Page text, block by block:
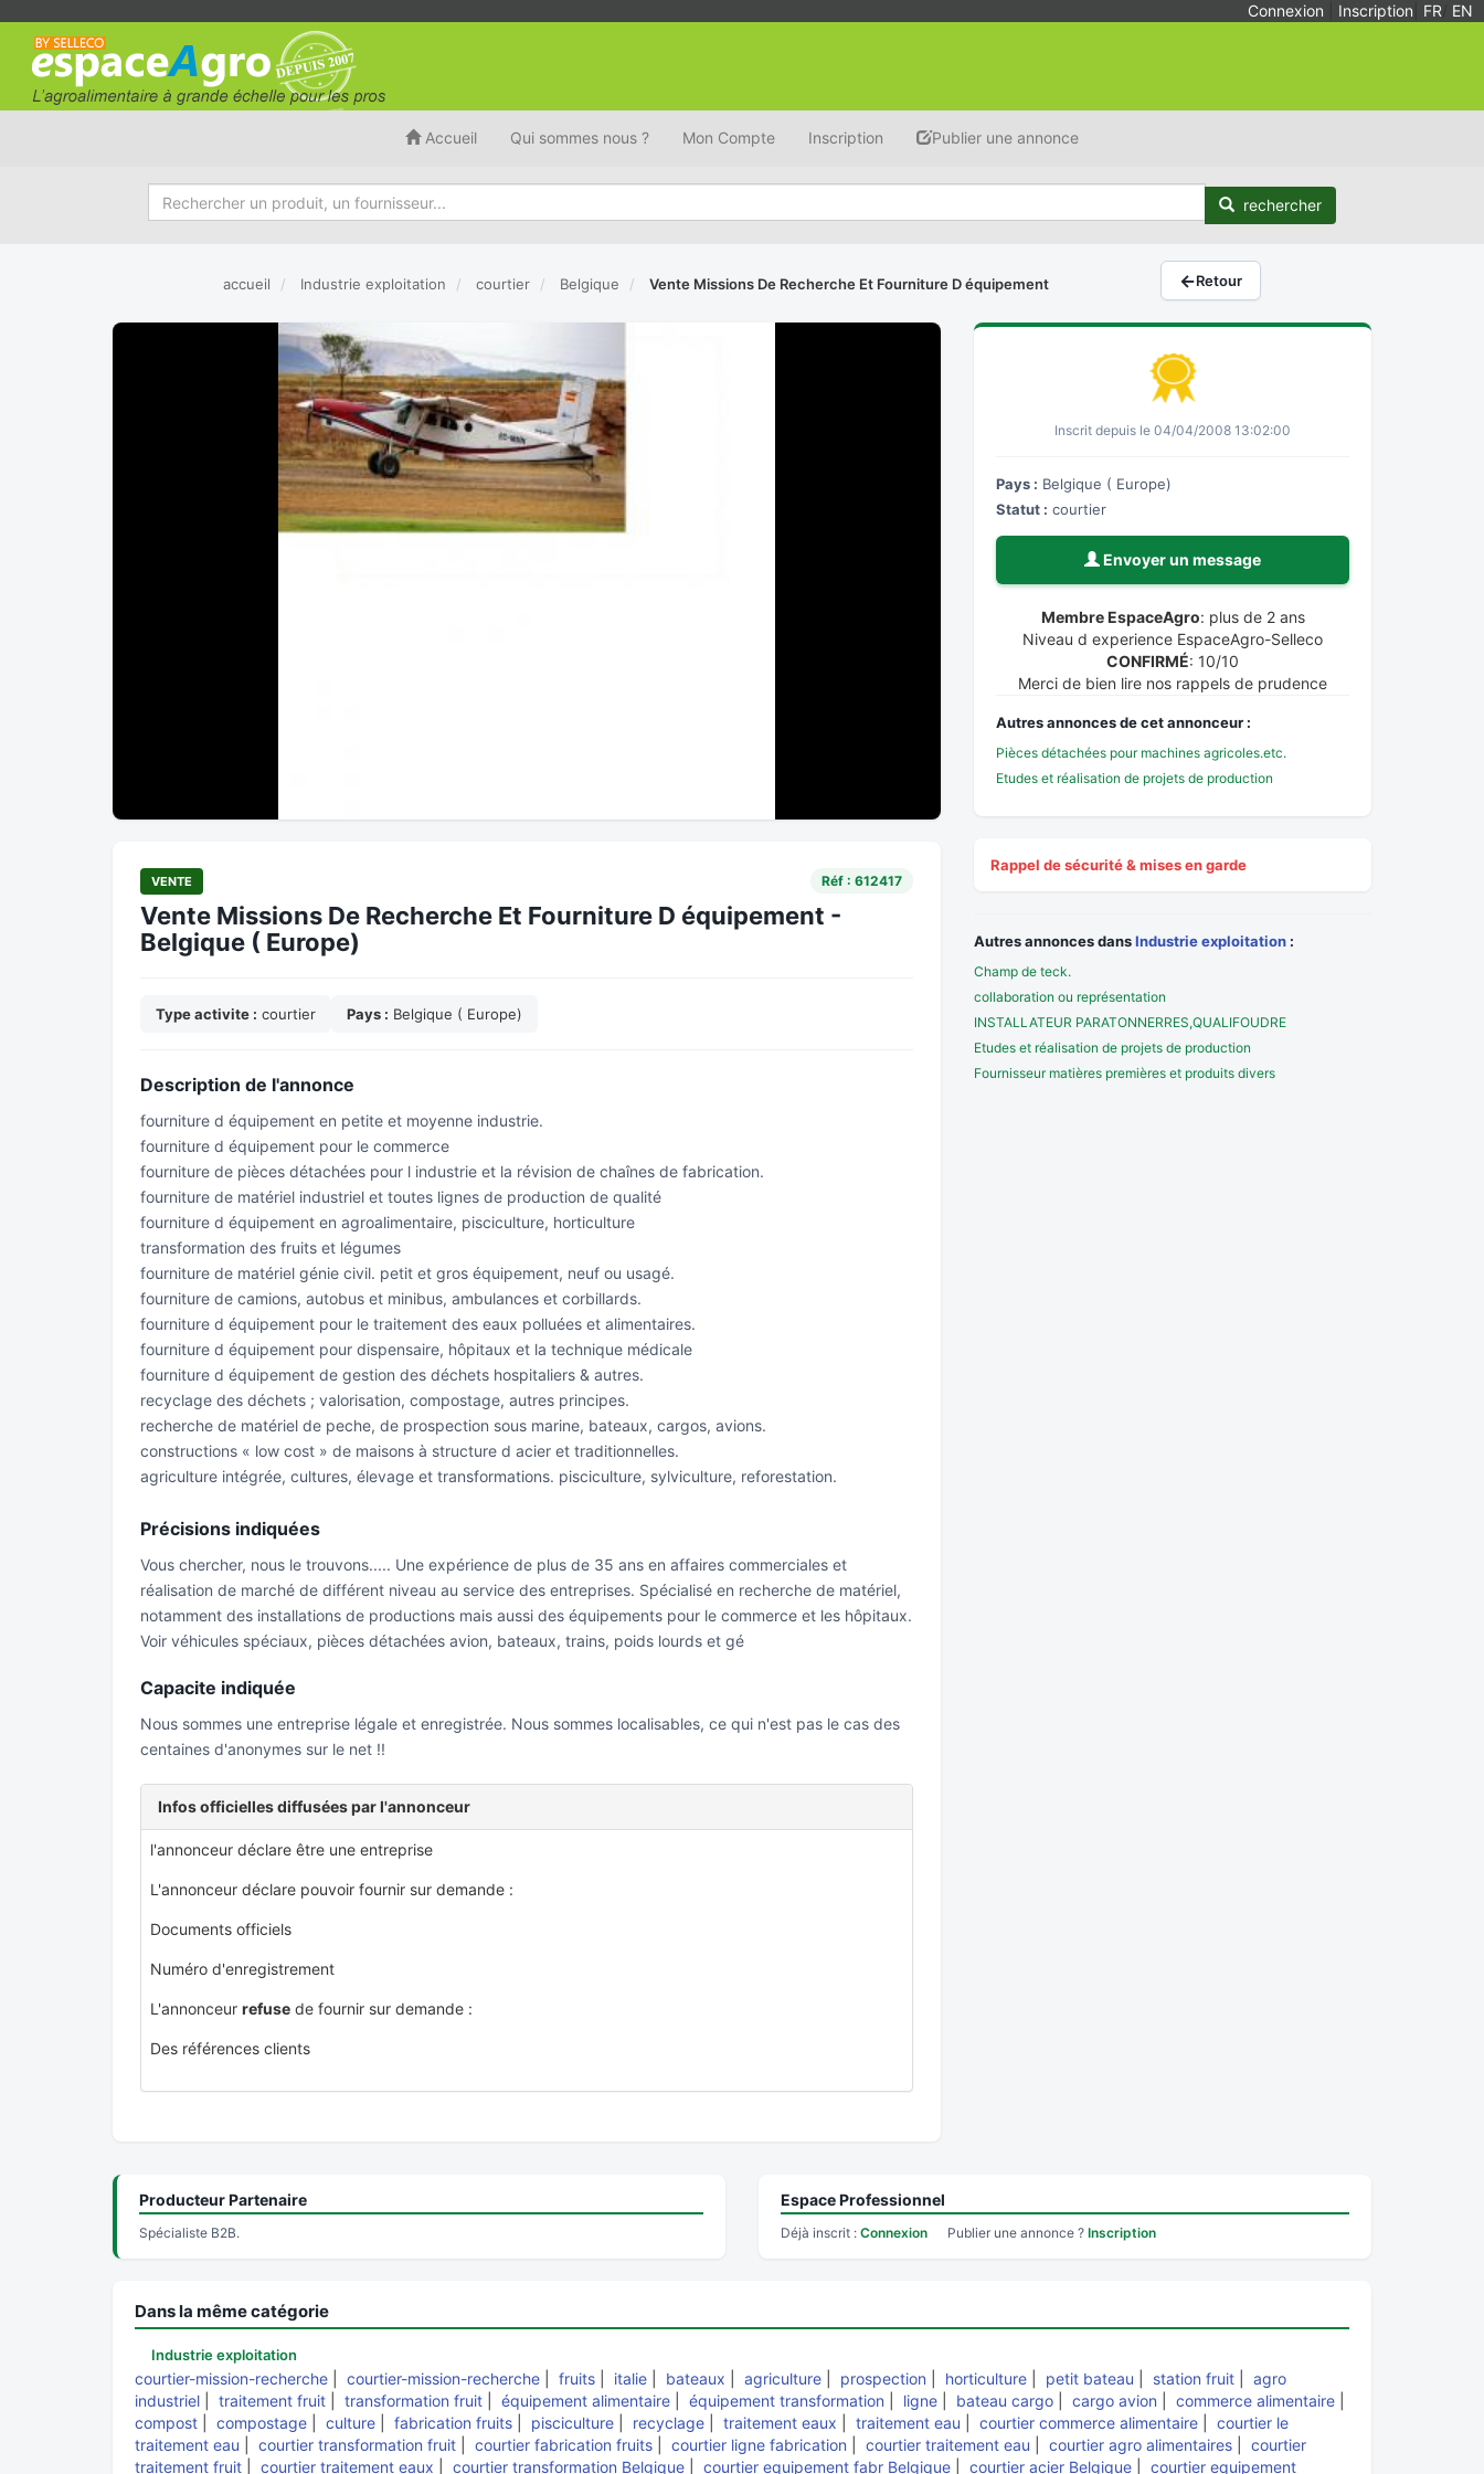
Connexion Inscription FR EN
Accueil Qui sommes nous ? Mon Compte Inscription Publier une annonce
rechercher
accueil Industrie exploitation courtier Belgique Vente Missions De Recherche Et Fourniture D équipement ←Retour
VENTE Réf : 612417
Vente Missions De Recherche Et Fourniture D équipement -
Belgique ( Europe)
Type activite : courtier Pays : Belgique ( Europe)
Description de l'annonce
fourniture d équipement en petite et moyenne industrie.
fourniture d équipement pour le commerce
fourniture de pièces détachées pour l industrie et la révision de chaînes de fabrication.
fourniture de matériel industriel et toutes lignes de production de qualité
fourniture d équipement en agroalimentaire, pisciculture, horticulture
transformation des fruits et légumes
fourniture de matériel génie civil. petit et gros équipement, neuf ou usagé.
fourniture de camions, autobus et minibus, ambulances et corbillards.
fourniture d équipement pour le traitement des eaux polluées et alimentaires.
fourniture d équipement pour dispensaire, hôpitaux et la technique médicale
fourniture d équipement de gestion des déchets hospitaliers & autres.
recyclage des déchets ; valorisation, compostage, autres principes.
recherche de matériel de peche, de prospection sous marine, bateaux, cargos, avions.
constructions « low cost » de maisons à structure d acier et traditionnelles.
agriculture intégrée, cultures, élevage et transformations. pisciculture, sylviculture, reforestation.
Précisions indiquées
Vous chercher, nous le trouvons..... Une expérience de plus de 35 ans en affaires commerciales et
réalisation de marché de différent niveau au service des entreprises. Spécialisé en recherche de matériel,
notamment des installations de productions mais aussi des équipements pour le commerce et les hôpitaux.
Voir véhicules spéciaux, pièces détachées avion, bateaux, trains, poids lourds et gé
Capacite indiquée
Nous sommes une entreprise légale et enregistrée. Nous sommes localisables, ce qui n'est pas le cas des
centaines d'anonymes sur le net !!
Infos officielles diffusées par l'annonceur
l'annonceur déclare être une entreprise
L'annonceur déclare pouvoir fournir sur demande :
Documents officiels
Numéro d'enregistrement
L'annonceur refuse de fournir sur demande :
Des références clients
Inscrit depuis le 04/04/2008 13:02:00
Pays : Belgique ( Europe)
Statut : courtier
Envoyer un message
Membre EspaceAgro: plus de 2 ans
Niveau d experience EspaceAgro-Selleco
CONFIRMÉ: 10/10
Merci de bien lire nos rappels de prudence
Autres annonces de cet annonceur :
Pièces détachées pour machines agricoles.etc.
Etudes et réalisation de projets de production
Rappel de sécurité & mises en garde
Autres annonces dansIndustrie exploitation :
Champ de teck.
collaboration ou représentation
INSTALLATEUR PARATONNERRES,QUALIFOUDRE
Etudes et réalisation de projets de production
Fournisseur matières premières et produits divers
Producteur Partenaire
Spécialiste B2B.
Espace Professionnel
Déjà inscrit : Connexion Publier une annonce ? Inscription
Dans la même catégorie
Industrie exploitation
courtier-mission-recherche courtier-mission-recherche fruits italie bateaux agriculture prospection horticulture petit bateau station fruit
agro
industriel
traitement fruit transformation fruit équipement alimentaire équipement transformation ligne bateau cargo cargo avion commerce alimentaire
compost
compostage culture fabrication fruits pisciculture recyclage traitement eaux traitement eau courtier commerce alimentaire
courtier le
traitement eau
courtier transformation fruit courtier fabrication fruits courtier ligne fabrication courtier traitement eau courtier agro alimentaires
courtier
traitement fruit
courtier traitement eaux courtier transformation Belgique courtier equipement fabr Belgique courtier acier Belgique courtier equipement